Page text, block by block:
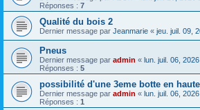
Réponses : 7
Qualité du bois 2
Dernier message par Jeanmarie « jeu. juil. 09,
Pneus
Dernier message par admin « lun. juil. 06,
Réponses : 5
possibilité d'une 3eme botte en
Dernier message par admin « lun. juil. 06,
Réponses : 1